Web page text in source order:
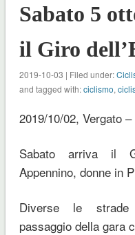
Sabato 5
il Giro
2019-10-03 | Filed under:
and tagged with:ciclismo,
2019/10/02, Vergato
Sabato arriva il
Appennino, donne in
Diverse le strade
passaggio della gara